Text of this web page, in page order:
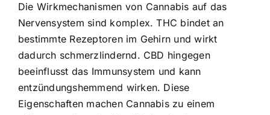
Die Wirkmechanismen von Cannabis auf das
Nervensystem sind komplex. THC bindet an
bestimmte Rezeptoren im Gehirn und wirkt
dadurch schmerzlindernd. CBD hingegen
beeinflusst das Immunsystem und kann
entzündungshemmend wirken. Diese
Eigenschaften machen Cannabis zu einem